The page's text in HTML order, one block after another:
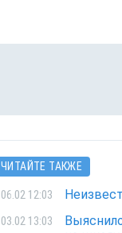
ЧИТАЙТЕ ТАКЖЕ
06.02 12:03
03.02 13:03